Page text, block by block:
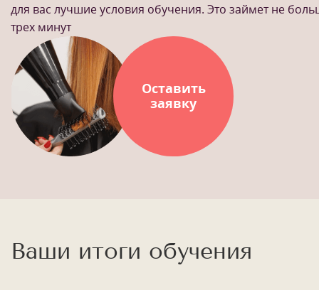
для вас лучшие условия обучения. Это займет не
трех минут
Оставить
заявку
Ваши итоги обучения